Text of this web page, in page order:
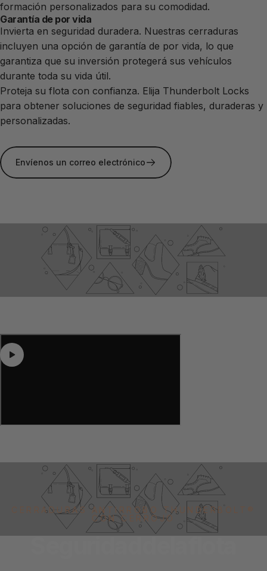
formación personalizados para su comodidad.
Garantía de por vida
Invierta en seguridad duradera. Nuestras cerraduras
incluyen una opción de garantía de por vida, lo que
garantiza que su inversión protegerá sus vehículos
durante toda su vida útil.
Proteja su flota con confianza. Elija Thunderbolt Locks
para obtener soluciones de seguridad fiables, duraderas y
personalizadas.
Envíenos un correo electrónico
CERRADURAS ANTIRROBO THUNDERBOLT®
CON CERROJO
Seguridaddelaflota